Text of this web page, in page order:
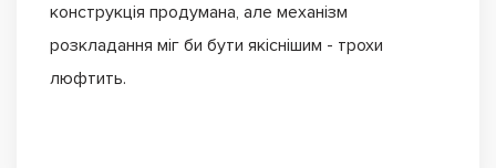
конструкція продумана, але механізм
розкладання міг би бути якіснішим - трохи
люфтить.